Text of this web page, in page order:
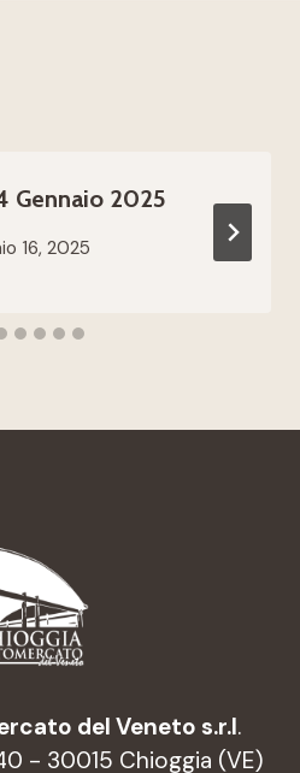
Gennaio 2025
16, 2025
del Veneto s.r.l.
- 30015 Chioggia (VE)